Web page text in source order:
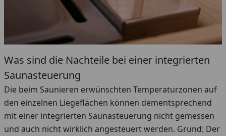
Was sind die Nachteile bei einer integrierten
Saunasteuerung
Die beim Saunieren erwünschten Temperaturzonen auf
den einzelnen Liegeflächen können dementsprechend
mit einer integrierten Saunasteuerung nicht gemessen
und auch nicht wirklich angesteuert werden. Grund: Der